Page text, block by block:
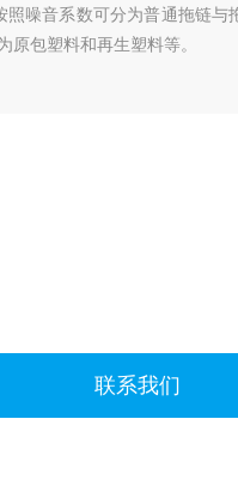
噪音系数可分为普通拖链与
包塑料和再生塑料等。
联系我们